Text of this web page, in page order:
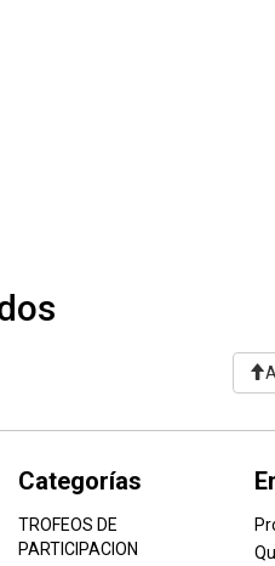
Categorías
TROFEOS DE
PARTICIPACION